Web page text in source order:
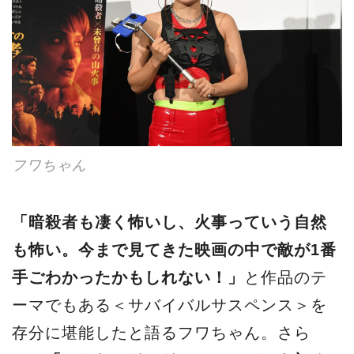
フワちゃん
「暗殺者も凄く怖いし、火事っていう自然
も怖い。今まで見てきた映画の中で敵が1番
手ごわかったかもしれない！」
と作品のテ
ーマでもある＜サバイバルサスペンス＞を
存分に堪能したと語るフワちゃん。さら